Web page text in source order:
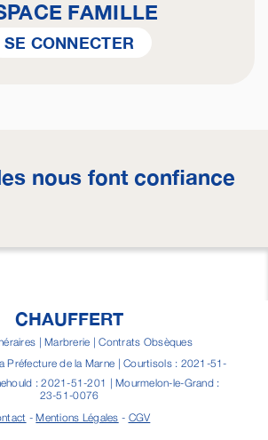
FAMILLE
SE CONNECTER
nous font confiance
CHAUFFERT
| Marbrerie | Contrats Obsèques
Préfecture de la Marne | Courtisols : 2021-51-
: 2021-51-201 | Mourmelon-le-Grand :
23-51-0076
-Mentions Légales - CGV